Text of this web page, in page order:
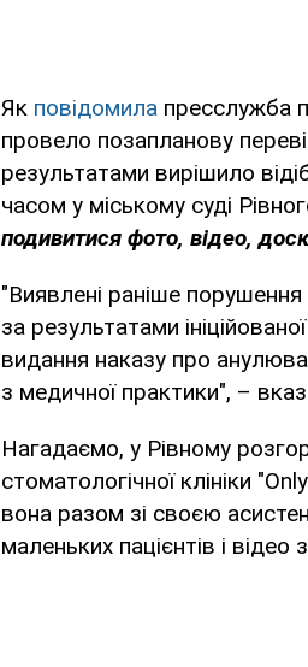
Як повідомила пресслужба
провело позапланову
результатами вирішило
часом у міському суді
подивитися фото, відео,
"Виявлені раніше
за результатами
видання наказу про
з медичної практики", –
Нагадаємо, у Рівному
стоматологічної клініки
вона разом зі своєю
маленьких пацієнтів і